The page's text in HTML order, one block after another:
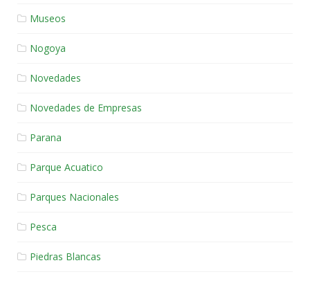
Museos
Nogoya
Novedades
Novedades de Empresas
Parana
Parque Acuatico
Parques Nacionales
Pesca
Piedras Blancas